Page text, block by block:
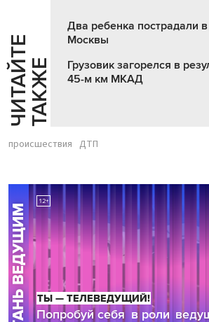
Ч
И
Т
АЙ
Т
Е
Т
А
К
ЖЕ
Два ребенка пострадали
Москвы
Грузовик загорелся в
45-м км МКАД
происшествия ДТП